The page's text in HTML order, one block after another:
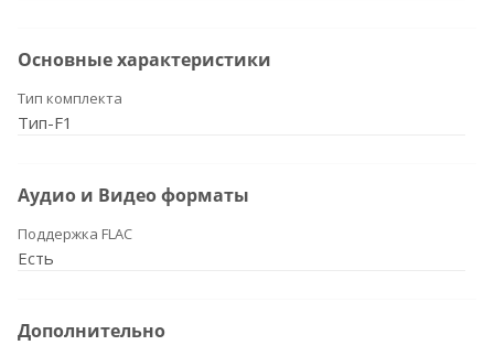
Основные характеристики
Тип комплекта
Тип-F1
Аудио и Видео форматы
Поддержка FLAC
Есть
Дополнительно